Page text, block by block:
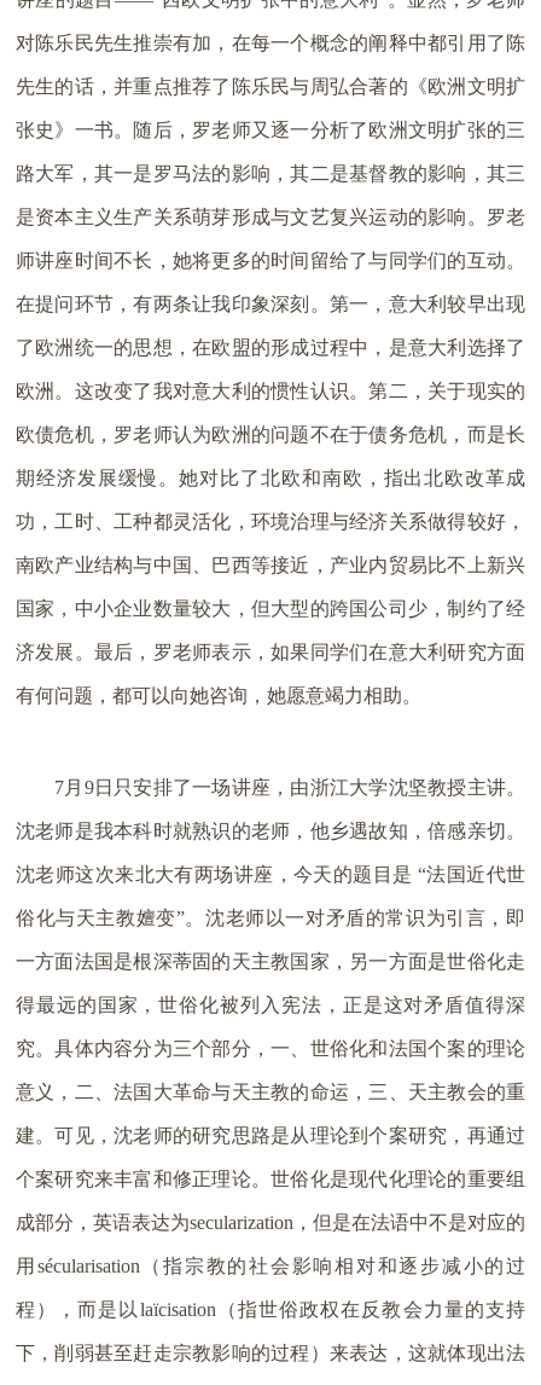
对陈乐民先生推崇有加，在每一个概念的阐释中都引用了陈
先生的话，并重点推荐了陈乐民与周弘合著的《欧洲文明扩
张史》一书。随后，罗老师又逐一分析了欧洲文明扩张的三
路大军，其一是罗马法的影响，其二是基督教的影响，其三
是资本主义生产关系萌芽形成与文艺复兴运动的影响。罗老
师讲座时间不长，她将更多的时间留给了与同学们的互动。
在提问环节，有两条让我印象深刻。第一，意大利较早出现
了欧洲统一的思想，在欧盟的形成过程中，是意大利选择了
欧洲。这改变了我对意大利的惯性认识。第二，关于现实的
欧债危机，罗老师认为欧洲的问题不在于债务危机，而是长
期经济发展缓慢。她对比了北欧和南欧，指出北欧改革成
功，工时、工种都灵活化，环境治理与经济关系做得较好，
南欧产业结构与中国、巴西等接近，产业内贸易比不上新兴
国家，中小企业数量较大，但大型的跨国公司少，制约了经
济发展。最后，罗老师表示，如果同学们在意大利研究方面
有何问题，都可以向她咨询，她愿意竭力相助。
7月9日只安排了一场讲座，由浙江大学沈坚教授主讲。
沈老师是我本科时就熟识的老师，他乡遇故知，倍感亲切。
沈老师这次来北大有两场讲座，今天的题目是 “法国近代世
俗化与天主教嬗变”。沈老师以一对矛盾的常识为引言，即
一方面法国是根深蒂固的天主教国家，另一方面是世俗化走
得最远的国家，世俗化被列入宪法，正是这对矛盾值得深
究。具体内容分为三个部分，一、世俗化和法国个案的理论
意义，二、法国大革命与天主教的命运，三、天主教会的重
建。可见，沈老师的研究思路是从理论到个案研究，再通过
个案研究来丰富和修正理论。世俗化是现代化理论的重要组
成部分，英语表达为secularization，但是在法语中不是对应的
用sécularisation（指宗教的社会影响相对和逐步减小的过
程），而是以laïcisation（指世俗政权在反教会力量的支持
下，削弱甚至赶走宗教影响的过程）来表达，这就体现出法